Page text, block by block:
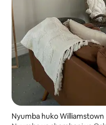
Nyumba huko Williamstown